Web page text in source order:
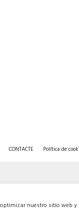
nuestro sitio web y
CONTACTE Política de